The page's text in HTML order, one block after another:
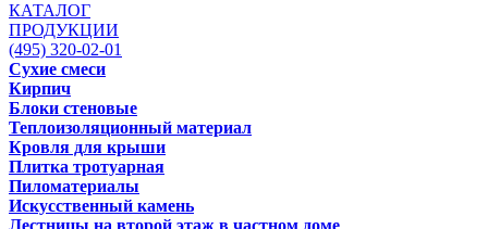
КАТАЛОГ
ПРОДУКЦИИ
(495) 320-02-01
Сухие смеси
Кирпич
Блоки стеновые
Теплоизоляционный материал
Кровля для крыши
Плитка тротуарная
Пиломатериалы
Искусственный камень
Лестницы на второй этаж в частном доме